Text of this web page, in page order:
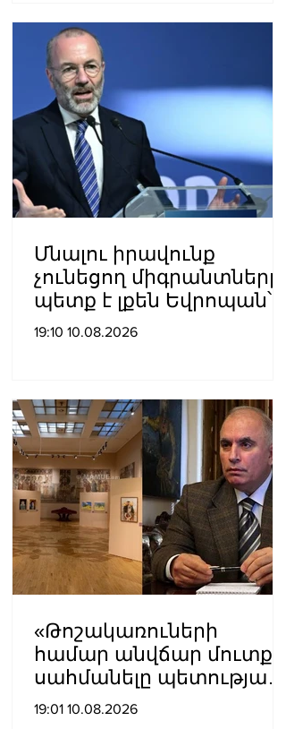
Մնալու իրավունք
չունեցող միգրանտները
պետք է լքեն Եվրոպան՝
առանց «եթե»-ների, «և»-
կուսակցության
առաջնորդ
19:10 10.08.2026
«Թոշակառուների
համար անվճար մուտք
սահմանելը պետության
վրա զրո դրամի
19:01 10.08.2026